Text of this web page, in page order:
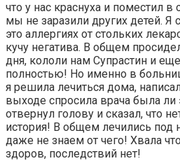
что у нас краснуха и поместил в
мы не заразили других детей. Я
это аллергиях от стольких
кучу негатива. В общем
дня, кололи нам Супрастин и
полностью! Но именно в
я решила лечиться дома,
выходе спросила врача была ли
отвернул голову и сказал, что
история! В общем лечились
даже не знаем от чего! Хвала
здоров, последствий нет!